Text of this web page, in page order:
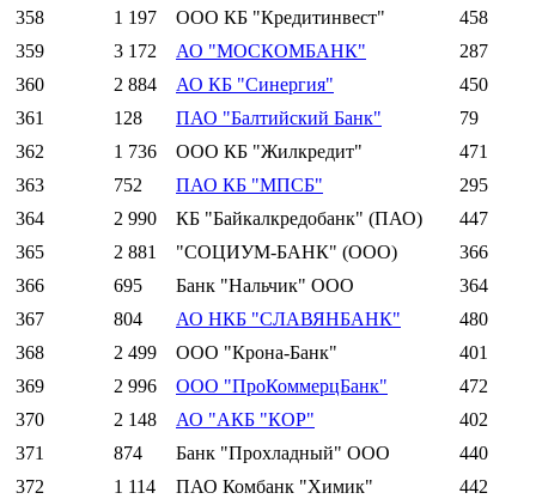
358
1 197 ООО КБ "Кредитинвест"
458
359
3 172 АО "МОСКОМБАНК"
287
360
2 884 АО КБ "Синергия"
450
361
128 ПАО "Балтийский Банк"
79
362
1 736 ООО КБ "Жилкредит"
471
363
752 ПАО КБ "МПСБ"
295
364
2 990 КБ "Байкалкредобанк" (ПАО)
447
365
2 881 "СОЦИУМ-БАНК" (ООО)
366
366
695 Банк "Нальчик" ООО
364
367
804 АО НКБ "СЛАВЯНБАНК"
480
368
2 499 ООО "Крона-Банк"
401
369
2 996 ООО "ПроКоммерцБанк"
472
370
2 148 АО "АКБ "КОР"
402
371
874 Банк "Прохладный" ООО
440
372
1 114 ПАО Комбанк "Химик"
442